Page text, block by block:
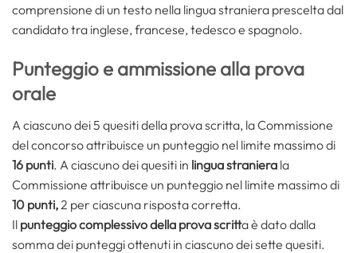
comprensione di un testo nella lingua straniera prescelta dal
candidato tra inglese, francese, tedesco e spagnolo.
Punteggio e ammissione alla prova
orale
A ciascuno dei 5 quesiti della prova scritta, la Commissione
del concorso attribuisce un punteggio nel limite massimo di
16 punti. A ciascuno dei quesiti in lingua straniera la
Commissione attribuisce un punteggio nel limite massimo di
10 punti, 2 per ciascuna risposta corretta.
Il punteggio complessivo della prova scritta è dato dalla
somma dei punteggi ottenuti in ciascuno dei sette quesiti.